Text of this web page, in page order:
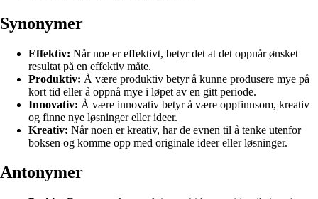
Synonymer
Effektiv: Når noe er effektivt, betyr det at det oppnår ønsket
resultat på en effektiv måte.
Produktiv: Å være produktiv betyr å kunne produsere mye på
kort tid eller å oppnå mye i løpet av en gitt periode.
Innovativ: Å være innovativ betyr å være oppfinnsom, kreativ
og finne nye løsninger eller ideer.
Kreativ: Når noen er kreativ, har de evnen til å tenke utenfor
boksen og komme opp med originale ideer eller løsninger.
Antonymer